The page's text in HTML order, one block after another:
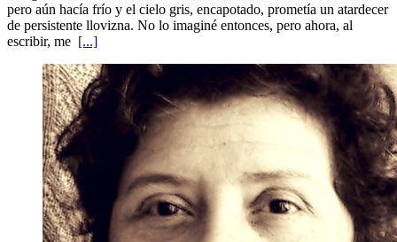
pero aún hacía frío y el cielo gris, encapotado, prometía un atardecer
de persistente llovizna. No lo imaginé entonces, pero ahora, al
escribir, me [...]